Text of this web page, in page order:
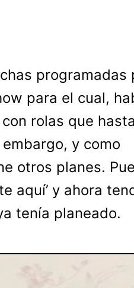
programadas
para el cual,
rolas que hasta
y como
otros planes.
aquí’ y ahora
tenía planeado.